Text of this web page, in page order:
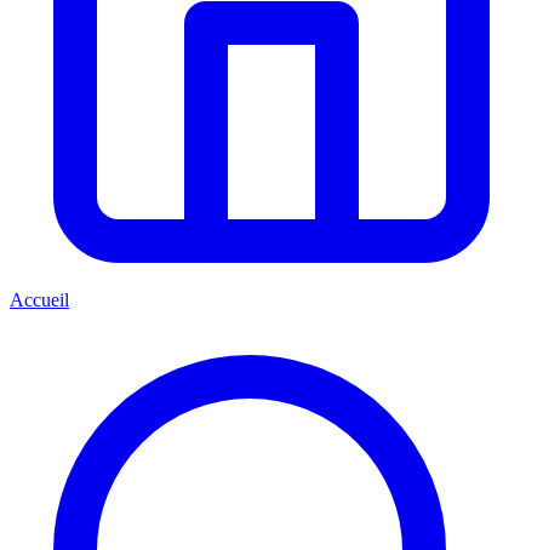
Accueil